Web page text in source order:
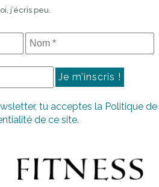
j’écris peu.
tu acceptes la Politique de
de ce site.